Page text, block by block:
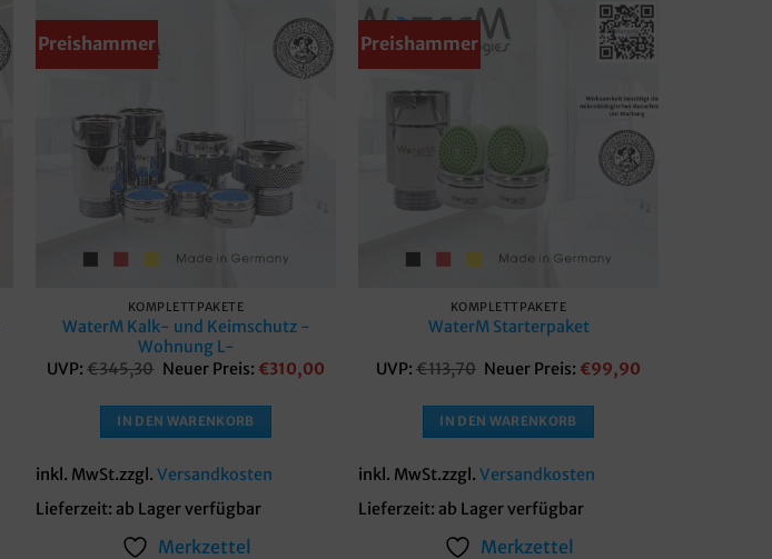
Preishammer
Merkzettel
KOMPLETTPAKETE
WaterM Kalk- und Keimschutz -
Wohnung L-
UVP: €345,30 Ursprünglicher
€345,30
Neuer Preis: €310,00Aktueller
IN DEN WARENKORB
inkl. MwSt.zzgl. Versandkosten
Lieferzeit: ab Lager verfügbar
Merkzettel
Preishammer
KOMPLETTPAKETE
WaterM Starterpaket
UVP: €113,70 Ursprünglicher
€113,70
Neuer Preis: €99,90
IN DEN WARENKORB
inkl. MwSt.zzgl. Versandkosten
Lieferzeit: ab Lager verfügbar
Merkzettel